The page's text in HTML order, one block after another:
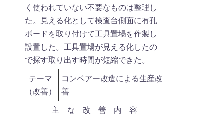
く使われていない不要なものは整理し
た。見える化として検査台側面に有孔
ボードを取り付けて工具置場を作製し
設置した。工具置場が見える化したの
で探す取り出す時間が短縮できた。
テーマ
（改善）
コンベアー改造による生産改
善
主 な 改 善 内 容